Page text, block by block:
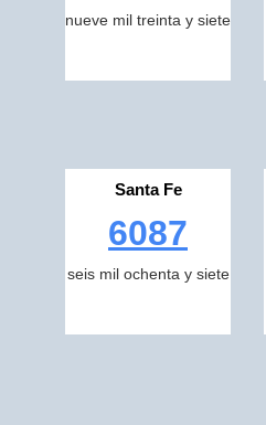
nueve mil treinta y siete
Santa Fe
6087
seis mil ochenta y siete